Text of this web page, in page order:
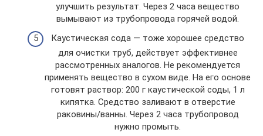
улучшить результат. Через 2 часа вещество
вымывают из трубопровода горячей водой.
Каустическая сода — тоже хорошее средство
для очистки труб, действует эффективнее
рассмотренных аналогов. Не рекомендуется
применять вещество в сухом виде. На его основе
готовят раствор: 200 г каустической соды, 1 л
кипятка. Средство заливают в отверстие
раковины/ванны. Через 2 часа трубопровод
нужно промыть.